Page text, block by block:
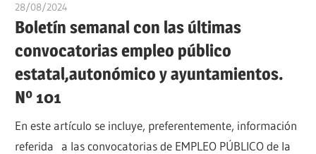
28/08/2024
Boletín semanal con las últimas
convocatorias empleo público
estatal,autonómico y ayuntamientos.
Nº 101
En este artículo se incluye, preferentemente, información
referida a las convocatorias de EMPLEO PÚBLICO de la